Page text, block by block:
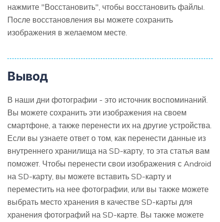
нажмите "Восстановить", чтобы восстановить файлы.
После восстановления вы можете сохранить
изображения в желаемом месте.
Вывод
В наши дни фотографии - это источник воспоминаний.
Вы можете сохранить эти изображения на своем
смартфоне, а также перенести их на другие устройства.
Если вы узнаете ответ о том, как перенести данные из
внутреннего хранилища на SD-карту, то эта статья вам
поможет. Чтобы перенести свои изображения с Android
на SD-карту, вы можете вставить SD-карту и
переместить на нее фотографии, или вы также можете
выбрать место хранения в качестве SD-карты для
хранения фотографий на SD-карте. Вы также можете